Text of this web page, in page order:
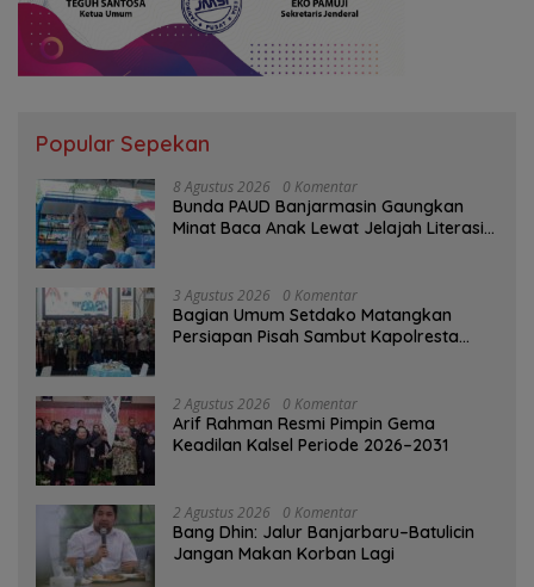
Popular Sepekan
8 Agustus 2026 0 Komentar
Bunda PAUD Banjarmasin Gaungkan
Minat Baca Anak Lewat Jelajah Literasi
3 Agustus 2026 0 Komentar
Bagian Umum Setdako Matangkan
Persiapan Pisah Sambut Kapolresta
2 Agustus 2026 0 Komentar
Arif Rahman Resmi Pimpin Gema
Keadilan Kalsel Periode 2026–2031
2 Agustus 2026 0 Komentar
Bang Dhin: Jalur Banjarbaru–Batulicin
Jangan Makan Korban Lagi